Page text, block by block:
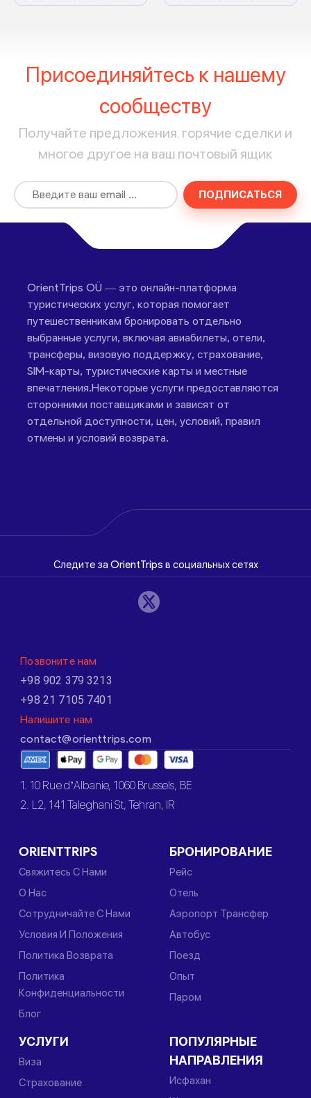
Присоединяйтесь к нашему
сообществу
Получайте предложения, горячие сделки и
многое другое на ваш почтовый ящик
ПОДПИСАТЬСЯ
OrientTrips OÜ — это онлайн-платформа
туристических услуг, которая помогает
путешественникам бронировать отдельно
выбранные услуги, включая авиабилеты, отели,
трансферы, визовую поддержку, страхование,
SIM-карты, туристические карты и местные
впечатления.Некоторые услуги предоставляются
сторонними поставщиками и зависят от
отдельной доступности, цен, условий, правил
отмены и условий возврата.
Следите за OrientTrips в социальных сетях
Позвоните нам
+98 902 379 3213
+98 21 7105 7401
Напишите нам
contact@orienttrips.com
1. 10 Rue d’Albanie, 1060 Brussels, BE
2. L2, 141 Taleghani St, Tehran, IR
ORIENTTRIPS
Свяжитесь С Нами
О Нас
Сотрудничайте С Нами
Условия И Положения
Политика Возврата
Политика
Конфиденциальности
Блог
БРОНИРОВАНИЕ
Рейс
Отель
Аэропорт Трансфер
Автобус
Поезд
Опыт
Паром
УСЛУГИ
Виза
Страхование
ПОПУЛЯРНЫЕ
НАПРАВЛЕНИЯ
Исфахан